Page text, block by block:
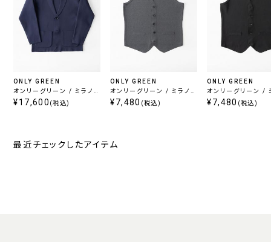
ONLY GREEN
オンリーグリーン / ミラノリ
ブニットジャケット ネイビ
¥17,600 (税込)
ONLY GREEN
オンリーグリーン / ミラノリ
ブニットベスト グレー
¥7,480 (税込)
ONLY GREEN
オンリーグリーン /
ブニットベスト ブラ
¥7,480 (税込)
最近チェックしたアイテム